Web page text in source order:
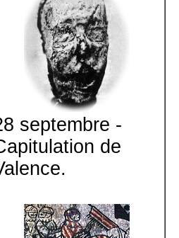
septembre -
de